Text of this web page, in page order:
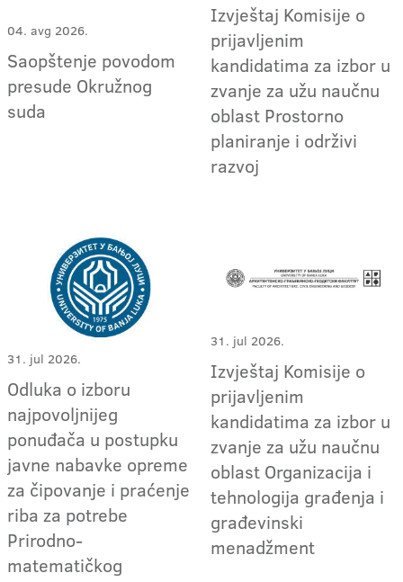
04. avg 2026.
Saopštenje povodom
presude Okružnog
suda
Izvještaj Komisije o
prijavljenim
kandidatima za izbor u
zvanje za užu naučnu
oblast Prostorno
planiranje i održivi
razvoj
31. jul 2026.
Odluka o izboru
najpovoljnijeg
ponuđača u postupku
javne nabavke opreme
za čipovanje i praćenje
riba za potrebe
Prirodno-
matematičkog
31. jul 2026.
Izvještaj Komisije o
prijavljenim
kandidatima za izbor u
zvanje za užu naučnu
oblast Organizacija i
tehnologija građenja i
građevinski
menadžment